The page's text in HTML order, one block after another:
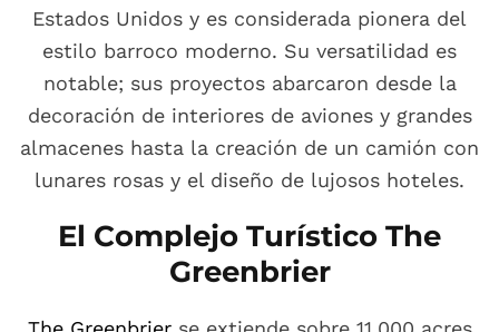
Estados Unidos y es considerada pionera del
estilo barroco moderno. Su versatilidad es
notable; sus proyectos abarcaron desde la
decoración de interiores de aviones y grandes
almacenes hasta la creación de un camión con
lunares rosas y el diseño de lujosos hoteles.
El Complejo Turístico The
Greenbrier